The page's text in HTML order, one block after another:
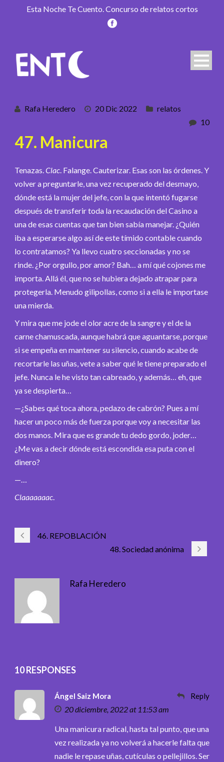
Esta Noche Te Cuento. Concurso de relatos cortos
Rafa Heredero 20 Dic 2022
relatos
10
47. Manicura
Tenazas.Clac. Falange. Cauterizar. Esas son las órdenes. Y
volver a preguntarle, una vez recuperado del desmayo,
dónde está la mujer del jefe, con la que intentó fugarse
después de transferir toda la recaudación del Casino a
una de esas cuentas que tan bien sabía manejar. ¿Quién
iba a esperarse algo así de este tímido contable cuando
lo contratamos? Ya llevo cuatro seccionadas y no se
rinde. ¿Por orgullo, por amor? Bah… a mí qué cojones me
importa. Allá él, que no se hubiera dejado atrapar para
protegerla. Menudo gilipollas, como si a ella le importase
una mierda.
Y mira que me jode el olor acre de la sangre y el de la
carne chamuscada, aunque habrá que aguantarse, porque
si se empeña en mantener su silencio, cuando acabe de
recortarle las uñas, vete a saber qué le tiene preparado el
jefe. Nunca le he visto tan cabreado, y además… eh, que
ya se despierta…
­—¿Sabes qué toca ahora, pedazo de cabrón? Pues a mí
hacer un poco más de fuerza porque voy a necesitar las
dos manos. Mira que es grande tu dedo gordo, joder…
¿Me vas a decir dónde está escondida esa puta con el
dinero?
—…
Claaaaaaac.
46. REPOBLACIÓN
48. Sociedad anónima
Rafa Heredero
10 RESPONSES
Ángel Saiz Mora
20 diciembre, 2022 at 11:53 am
Reply
Una manicura radical, hasta tal punto, que una
vez realizada ya no volverá a hacerle falta que
nadie le repase uñas, cutículas o pellejillos. Ser